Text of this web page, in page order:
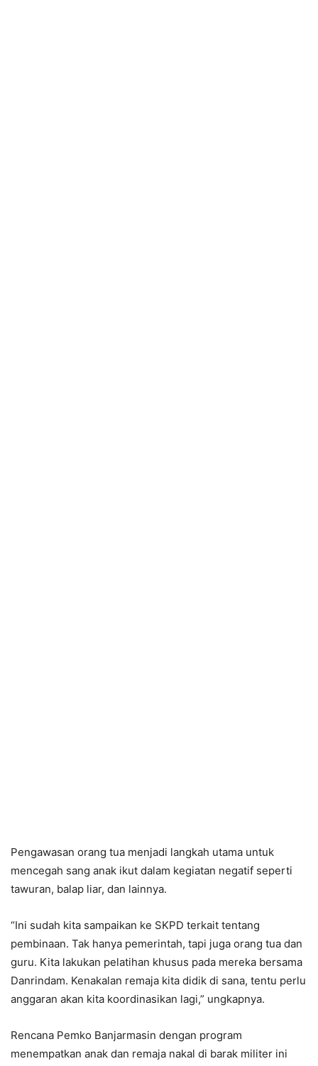
Pengawasan orang tua menjadi langkah utama untuk
mencegah sang anak ikut dalam kegiatan negatif seperti
tawuran, balap liar, dan lainnya.
“Ini sudah kita sampaikan ke SKPD terkait tentang
pembinaan. Tak hanya pemerintah, tapi juga orang tua dan
guru. Kita lakukan pelatihan khusus pada mereka bersama
Danrindam. Kenakalan remaja kita didik di sana, tentu perlu
anggaran akan kita koordinasikan lagi,” ungkapnya.
Rencana Pemko Banjarmasin dengan program
menempatkan anak dan remaja nakal di barak militer ini